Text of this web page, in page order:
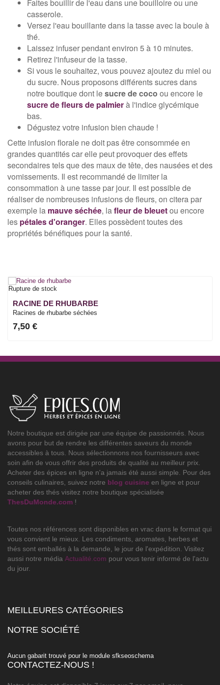
Faites bouillir de l'eau dans une bouilloire ou une
casserole.
Versez l'eau bouillante dans la tasse avec la boule à
thé.
Laissez infuser pendant environ 5 à 10 minutes.
Retirez l'infuseur de la tasse.
Si vous le souhaitez, vous pouvez ajoutez du miel ou
du sucre. Nous proposons différents sucres dans
notre boutique dont lesucre de coco ou encore le
sucre de fleurs de palmierà l'indice glycémique
bas.
Dégustez votre infusion bien chaude !
Cette infusion florale ne doit pas être consommée en
grandes quantités car elle peut provoquer des effets
secondaires tels que des maux de tête, des nausées et des
vomissements. Il est recommandé de limiter la
consommation à une tasse par jour. Il est possible de
réaliser de nombreuses infusions de fleurs, on citera par
exemple la mauve séchée, lafleur de bleuetou encore
les pétales d'oranger. Elles possèdent toutes des
propriétés bénéfiques pour la santé.
Rupture de stock
RACINE DE RHUBARBE
Racines de rhubarbe séchées
7,50 €
Notre boutique est dirigée par une équipe de passionnés. Nous
avons pour but de rendre les différentes saveurs du monde
accessibles à tous. Nous sélectionnons nos fournisseurs avec
soin afin de vous offrir des produits de qualité au meilleur prix.
Acheter des épices en ligne n'a jamais été aussi simple. Pour des
conseils culinaires, suivez notre blog cuisine en ligne et pour
acheter des thés visitez notre boutique spécialisée
ThesDuMonde.com !
Toutes nos références sont disponibles en vrac dans le format qui
vous convient le mieux. Les condiments, aromates, herbes et
thés sont emballés à la demande, le jour de l'expédition. Visitez
aussi notre média Actualité.com pour vous tenir informé de l'actu
du jour.
MEILLEURES CATÉGORIES
NOTRE SOCIÉTÉ
Aucun gabarit trouvé pour le module sfkseoschema
CONTACTEZ-NOUS !